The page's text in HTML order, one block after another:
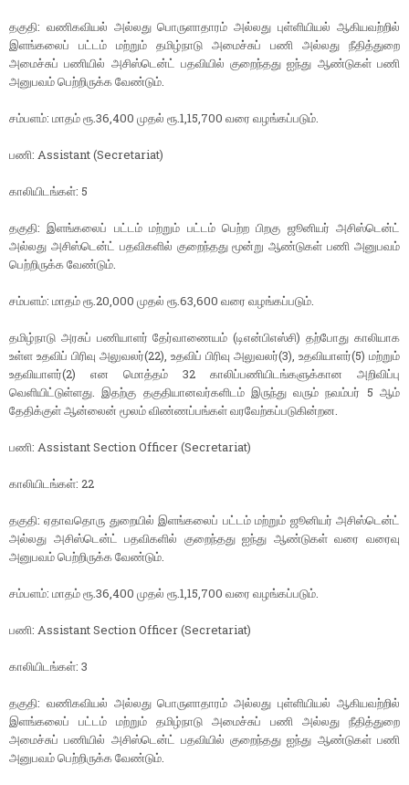
தகுதி: வணிகவியல் அல்லது பொருளாதாரம் அல்லது புள்ளியியல் ஆகியவற்றில்
இளங்கலைப் பட்டம் மற்றும் தமிழ்நாடு அமைச்சுப் பணி அல்லது நீதித்துறை
அமைச்சுப் பணியில் அசிஸ்டென்ட் பதவியில் குறைந்தது ஐந்து ஆண்டுகள் பணி
அனுபவம் பெற்றிருக்க வேண்டும்.
சம்பளம்: மாதம் ரூ.36,400 முதல் ரூ.1,15,700 வரை வழங்கப்படும்.
பணி: Assistant (Secretariat)
காலியிடங்கள்: 5
தகுதி: இளங்கலைப் பட்டம் மற்றும் பட்டம் பெற்ற பிறகு ஜூனியர் அசிஸ்டென்ட்
அல்லது அசிஸ்டென்ட் பதவிகளில் குறைந்தது மூன்று ஆண்டுகள் பணி அனுபவம்
பெற்றிருக்க வேண்டும்.
சம்பளம்: மாதம் ரூ.20,000 முதல் ரூ.63,600 வரை வழங்கப்படும்.
தமிழ்நாடு அரசுப் பணியாளர் தேர்வாணையம் (டிஎன்பிஎஸ்சி) தற்போது காலியாக
உள்ள உதவிப் பிரிவு அலுவலர்(22), உதவிப் பிரிவு அலுவலர்(3), உதவியாளர்(5) மற்றும்
உதவியாளர்(2) என மொத்தம் 32 காலிப்பணியிடங்களுக்கான அறிவிப்பு
வெளியிட்டுள்ளது. இதற்கு தகுதியானவர்களிடம் இருந்து வரும் நவம்பர் 5 ஆம்
தேதிக்குள் ஆன்லைன் மூலம் விண்ணப்பங்கள் வரவேற்கப்படுகின்றன.
பணி: Assistant Section Officer (Secretariat)
காலியிடங்கள்: 22
தகுதி: ஏதாவதொரு துறையில் இளங்கலைப் பட்டம் மற்றும் ஜூனியர் அசிஸ்டென்ட்
அல்லது அசிஸ்டென்ட் பதவிகளில் குறைந்தது ஐந்து ஆண்டுகள் வரை வரைவு
அனுபவம் பெற்றிருக்க வேண்டும்.
சம்பளம்: மாதம் ரூ.36,400 முதல் ரூ.1,15,700 வரை வழங்கப்படும்.
பணி: Assistant Section Officer (Secretariat)
காலியிடங்கள்: 3
தகுதி: வணிகவியல் அல்லது பொருளாதாரம் அல்லது புள்ளியியல் ஆகியவற்றில்
இளங்கலைப் பட்டம் மற்றும் தமிழ்நாடு அமைச்சுப் பணி அல்லது நீதித்துறை
அமைச்சுப் பணியில் அசிஸ்டென்ட் பதவியில் குறைந்தது ஐந்து ஆண்டுகள் பணி
அனுபவம் பெற்றிருக்க வேண்டும்.